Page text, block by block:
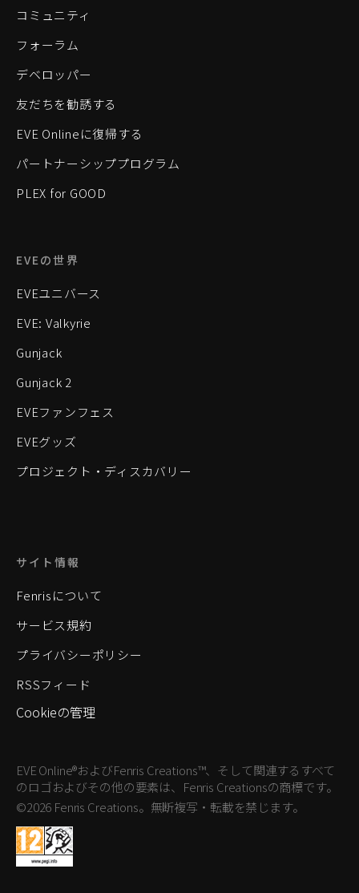
コミュニティ
フォーラム
デベロッパー
友だちを勧誘する
EVE Onlineに復帰する
パートナーシッププログラム
PLEX for GOOD
EVEの世界
EVEユニバース
EVE: Valkyrie
Gunjack
Gunjack 2
EVEファンフェス
EVEグッズ
プロジェクト・ディスカバリー
サイト情報
Fenrisについて
サービス規約
プライバシーポリシー
RSSフィード
Cookieの管理
EVE Online®およびFenris Creations™、そして関連するすべて
のロゴおよびその他の要素は、Fenris Creationsの商標です。
©2026 Fenris Creations。無断複写・転載を禁じます。